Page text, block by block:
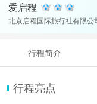
爱启程
北京启程国际旅行社有限公
行程简介
行程亮点